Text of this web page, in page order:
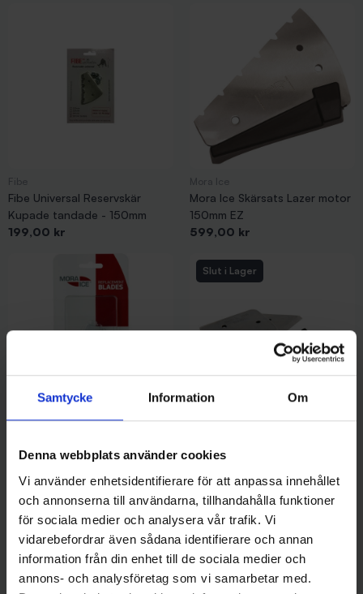
Samtycke Information Om
Denna webbplats använder cookies
Vi använder enhetsidentifierare för att anpassa innehållet
och annonserna till användarna, tillhandahålla funktioner
för sociala medier och analysera vår trafik. Vi
vidarebefordrar även sådana identifierare och annan
information från din enhet till de sociala medier och
annons- och analysföretag som vi samarbetar med.
Fibe Universal Reservskär
Kupade tandade - 150mm
Pris
199,00 kr
Mora Ice Skärsats Lazer motor
150mm EZ
Pris
599,00 kr
Mora Ice Reservskär Kupade -
Pris
429,00 kr
Slut i Lager
IFISH Reservskär (Finnmark)
Pris
199,00 kr